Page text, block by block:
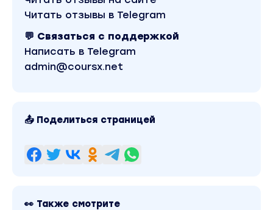
особенности цветов и т.д
3 Этап- этап деталей. Это последний и
правильно расставляем блики относительно
+ в комплекте
1) Сова 2022 15 brushes sketch + tutorial Procreate и
2) katty.arty New brushes + video
можно посмотреть выше. Материал относится к
Coursx.net материал доступен за 690 рублей.
можно найти через поиск по сайту.
Читать отзывы в Telegram
💬 Связаться с поддержкой
Написать в Telegram
admin@coursx.net
📤 Поделиться страницей
👀 Также смотрите